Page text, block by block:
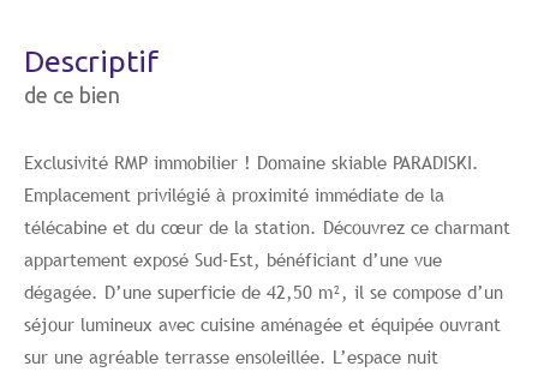
descriptif
de ce bien
Exclusivité RMP immobilier ! Domaine skiable PARADISKI.
Emplacement privilégié à proximité immédiate de la
télécabine et du cœur de la station. Découvrez ce charmant
appartement exposé Sud-Est, bénéficiant d’une vue
dégagée. D’une superficie de 42,50 m², il se compose d’un
séjour lumineux avec cuisine aménagée et équipée ouvrant
sur une agréable terrasse ensoleillée. L’espace nuit